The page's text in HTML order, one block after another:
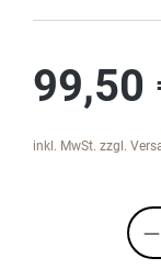
99,50
inkl. MwSt. zzgl.